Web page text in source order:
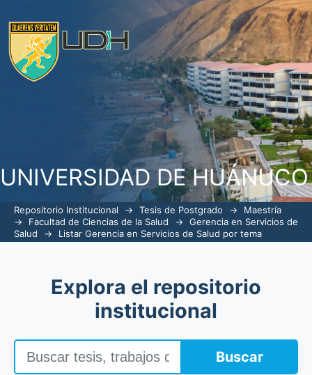
UNIVERSIDAD DE HUÁNUCO
ListarGerencia en Servicios de Salud
Repositorio Institucional → Tesis de Postgrado →
Maestría
→
Facultad de Ciencias de la Salud →
Gerencia en Servicios de
Salud
→ Listar Gerencia en Servicios de Salud por tema
Explora el repositorio
institucional
Buscar